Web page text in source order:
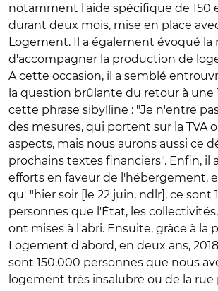
notamment l'aide spécifique de 150
durant deux mois, mise en place
Logement. Il a également évoqué la
d'accompagner la production de
A cette occasion, il a semblé
la question brûlante du retour à une
cette phrase sibylline : "Je n'entre
des mesures, qui portent sur la TVA
aspects, mais nous aurons aussi ce
prochains textes financiers". Enfin, il
efforts en faveur de l'hébergement,
qu''"hier soir [le 22 juin, ndlr], ce sont
personnes que l'État, les
ont mises à l'abri. Ensuite, grâce à la
Logement d'abord, en deux ans,
sont 150.000 personnes que nous
logement très insalubre ou de la rue